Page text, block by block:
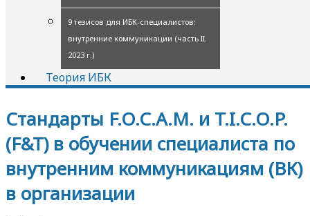
9 тезисов для ИБК-специалистов:
внутренние коммуникации (часть II.
2023 г.)
Теория ИБК
Стандарты F.O.C.A.M. и T.I.C.O.P.
(F&T) в обучении специалиста по
внутренним коммуникациям (ВК)
в организации